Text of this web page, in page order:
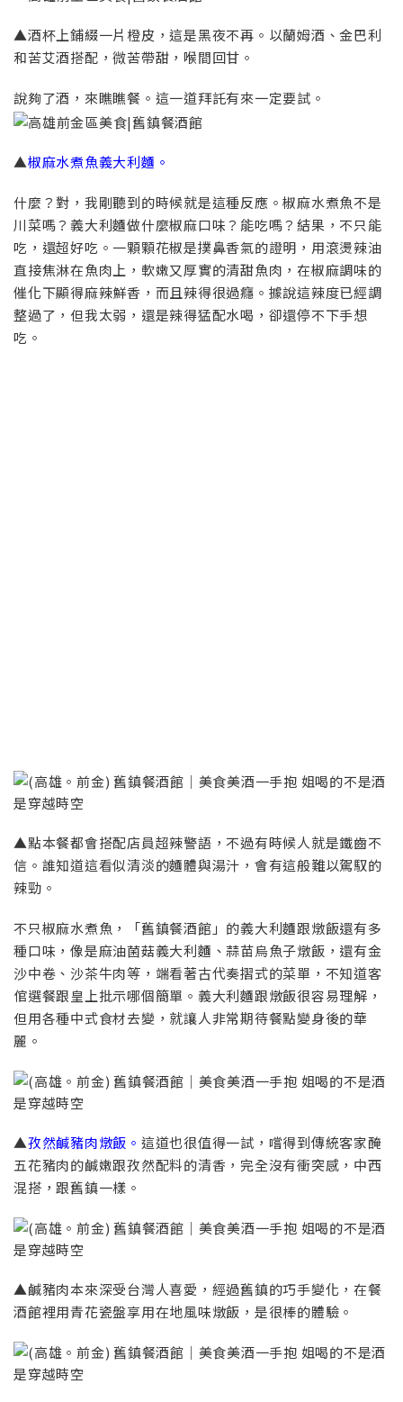
▲酒杯上鋪綴一片橙皮，這是黑夜不再。以蘭姆酒、金巴利
和苦艾酒搭配，微苦帶甜，喉間回甘。
說夠了酒，來瞧瞧餐。這一道拜託有來一定要試。
▲椒麻水煮魚義大利麵。
什麼？對，我剛聽到的時候就是這種反應。椒麻水煮魚不是
川菜嗎？義大利麵做什麼椒麻口味？能吃嗎？結果，不只能
吃，還超好吃。一顆顆花椒是撲鼻香氣的證明，用滾燙辣油
直接焦淋在魚肉上，軟嫩又厚實的清甜魚肉，在椒麻調味的
催化下顯得麻辣鮮香，而且辣得很過癮。據說這辣度已經調
整過了，但我太弱，還是辣得猛配水喝，卻還停不下手想
吃。
▲點本餐都會搭配店員超辣警語，不過有時候人就是鐵齒不
信。誰知道這看似清淡的麵體與湯汁，會有這般難以駕馭的
辣勁。
不只椒麻水煮魚，「舊鎮餐酒館」的義大利麵跟燉飯還有多
種口味，像是麻油菌菇義大利麵、蒜苗烏魚子燉飯，還有金
沙中卷、沙茶牛肉等，端看著古代奏摺式的菜單，不知道客
倌選餐跟皇上批示哪個簡單。義大利麵跟燉飯很容易理解，
但用各種中式食材去變，就讓人非常期待餐點變身後的華
麗。
▲孜然鹹豬肉燉飯。 這道也很值得一試，嚐得到傳統客家醃
五花豬肉的鹹嫩跟孜然配料的清香，完全沒有衝突感，中西
混搭，跟舊鎮一樣。
▲鹹豬肉本來深受台灣人喜愛，經過舊鎮的巧手變化，在餐
酒館裡用青花瓷盤享用在地風味燉飯，是很棒的體驗。